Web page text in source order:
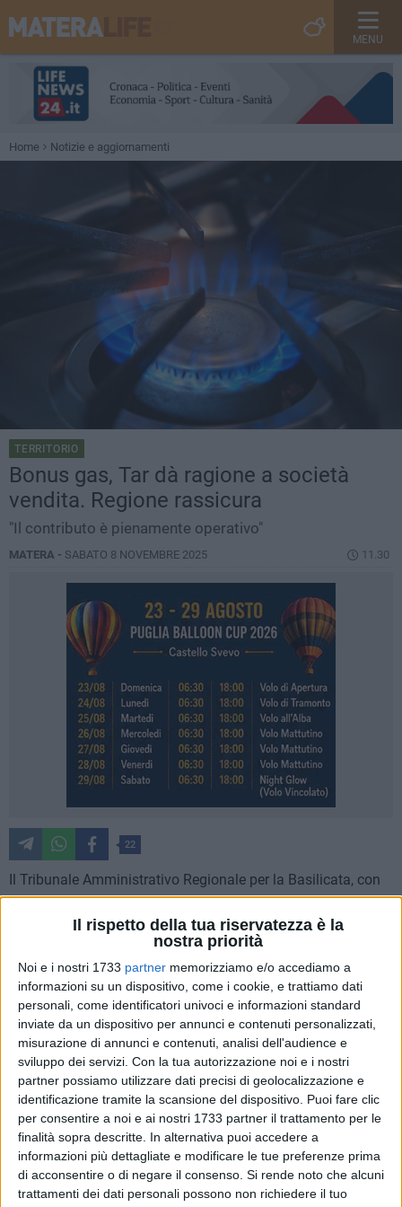
Il rispetto della tua riservatezza è la
nostra priorità
Noi e i nostri 1733 partner memorizziamo e/o accediamo a
informazioni su un dispositivo, come i cookie, e trattiamo dati
personali, come identificatori univoci e informazioni standard
inviate da un dispositivo per annunci e contenuti personalizzati,
misurazione di annunci e contenuti, analisi dell'audience e
sviluppo dei servizi. Con la tua autorizzazione noi e i nostri
partner possiamo utilizzare dati precisi di geolocalizzazione e
identificazione tramite la scansione del dispositivo. Puoi fare clic
per consentire a noi e ai nostri 1733 partner il trattamento per le
finalità sopra descritte. In alternativa puoi accedere a
informazioni più dettagliate e modificare le tue preferenze prima
di acconsentire o di negare il consenso. Si rende noto che alcuni
trattamenti dei dati personali possono non richiedere il tuo
MENU
Home Notizie e aggiornamenti
TERRITORIO
Bonus gas, Tar dà ragione a società
vendita. Regione rassicura
"Il contributo è pienamente operativo"
MATERA - SABATO 8 NOVEMBRE 2025 11.30
22
Il Tribunale Amministrativo Regionale per la Basilicata, con
sentenza depositata oggi, ha accolto il ricorso presentato da
alcune società di vendita del gas, e di conseguenza ha
annullato le delibere di Giunta regionale n. 81 del 5 marzo
2025 e n. 163 del 28 marzo 2025, relative ai criteri di
applicazione del contributo regionale sul gas naturale
destinato ai cittadini lucani (bonus gas).
Secondo le società del gas, alcune disposizioni della
Regione erano andate oltre le competenze dell'ente fino a
sconfinare in quelle dell'Arera, Autorità di Regolazione per
Energia, Reti e Ambiente, che ha competenza esclusiva.
Con le delibere la Regione aveva intrapreso un percorso per
calmierare il costo dell'energia attraverso l'applicazione per
tutti i cittadini di tariffe riservate ai clienti vulnerabili.